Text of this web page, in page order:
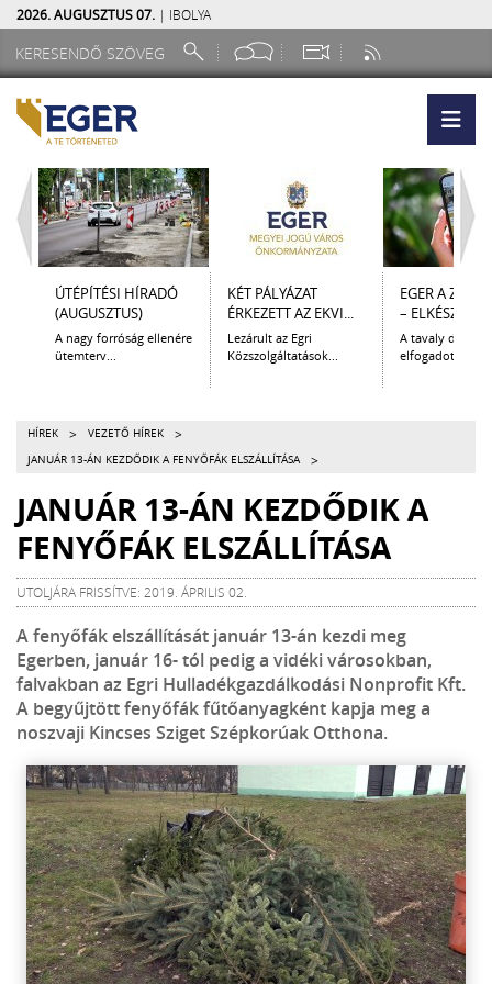
2026. AUGUSZTUS 07. | IBOLYA
ÚTÉPÍTÉSI HÍRADÓ
(AUGUSZTUS)
A nagy forróság ellenére
ütemterv...
KÉT PÁLYÁZAT
ÉRKEZETT AZ EKVI...
Lezárult az Egri
Közszolgáltatások...
EGER A
– ELKÉSZÜLT
A tavaly
elfogadott
HÍREK > VEZETŐ HÍREK >
JANUÁR 13-ÁN KEZDŐDIK A FENYŐFÁK ELSZÁLLÍTÁSA >
JANUÁR 13-ÁN KEZDŐDIK A
FENYŐFÁK ELSZÁLLÍTÁSA
UTOLJÁRA FRISSÍTVE: 2019. ÁPRILIS 02.
A fenyőfák elszállítását január 13-án kezdi meg
Egerben, január 16- tól pedig a vidéki városokban,
falvakban az Egri Hulladékgazdálkodási Nonprofit Kft.
A begyűjtött fenyőfák fűtőanyagként kapja meg a
noszvaji Kincses Sziget Szépkorúak Otthona.